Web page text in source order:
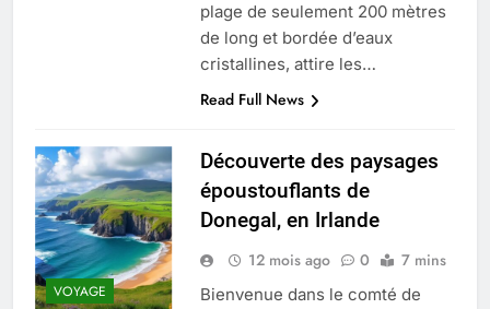
Découvrir pourquoi des trous dans le
jardin sans monticule apparaissent et
comment les traiter
5 Mois Ago
plage de seulement 200 mètres
de long et bordée d’eaux
cristallines, attire les…
Read Full News
VOYAGE
Découverte des paysages
époustouflants de
Donegal, en Irlande
12 mois ago 0 7 mins
Bienvenue dans le comté de